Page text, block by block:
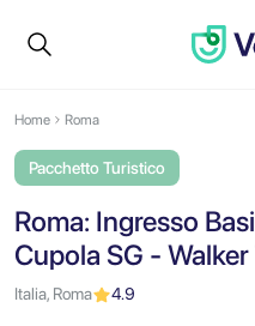
Home Roma
Pacchetto Turistico
Roma: Ingresso
Cupola SG -
Italia, Roma 4.9